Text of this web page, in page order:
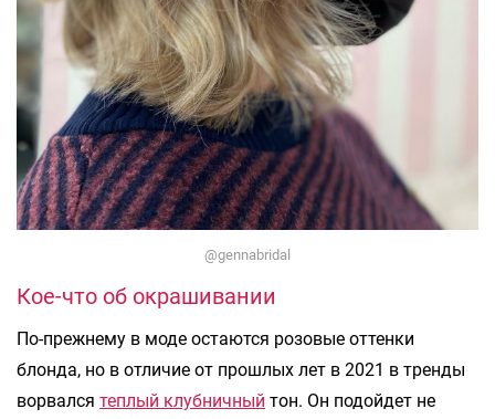
@gennabridal
Кое-что об окрашивании
По-прежнему в моде остаются розовые оттенки
блонда, но в отличие от прошлых лет в 2021 в тренды
ворвался теплый клубничный тон. Он подойдет не